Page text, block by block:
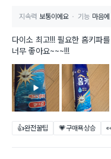
지속력 보통이에요 기능 마음
다이소 최고!!! 필요한 홈키파
너무 좋아요~~~!!!
👍완전꿀팁 💗구매욕상승